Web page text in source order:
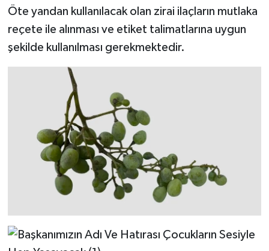
Öte yandan kullanılacak olan zirai ilaçların mutlaka
reçete ile alınması ve etiket talimatlarına uygun
şekilde kullanılması gerekmektedir.